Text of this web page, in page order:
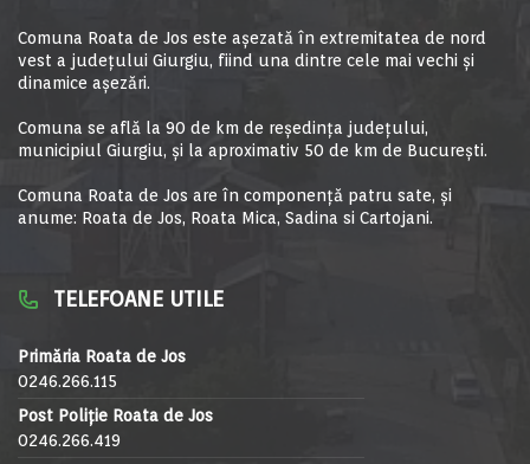
Comuna Roata de Jos este aşezată în extremitatea de nord
vest a judeţului Giurgiu, fiind una dintre cele mai vechi şi
dinamice aşezări.
Comuna se află la 90 de km de reşedinţa judeţului,
municipiul Giurgiu, şi la aproximativ 50 de km de Bucureşti.
Comuna Roata de Jos are în componență patru sate, și
anume: Roata de Jos, Roata Mica, Sadina si Cartojani.
TELEFOANE UTILE
Primăria Roata de Jos
0246.266.115
Post Poliție Roata de Jos
0246.266.419